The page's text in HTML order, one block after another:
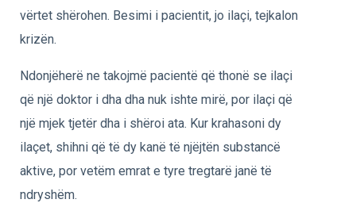
vërtet shërohen. Besimi i pacientit, jo ilaçi, tejkalon
krizën.
Ndonjëherë ne takojmë pacientë që thonë se ilaçi
që një doktor i dha dha nuk ishte mirë, por ilaçi që
një mjek tjetër dha i shëroi ata. Kur krahasoni dy
ilaçet, shihni që të dy kanë të njëjtën substancë
aktive, por vetëm emrat e tyre tregtarë janë të
ndryshëm.